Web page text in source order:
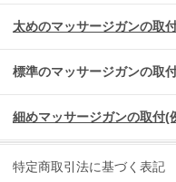
太めのマッサージガンの取
標準のマッサージガンの取
細めマッサージガンの取付
特定商取引法に基づく表記